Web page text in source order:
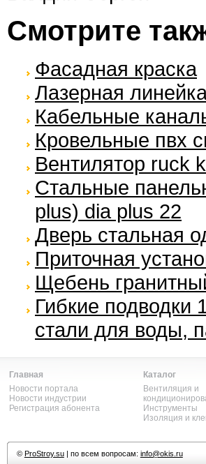
Смотрите
Фасадная краска
Лазерная
Кабельные
Кровельные пвх
Вентилятор ruck
Стальные
plus) dia plus 22
Дверь стальная
Приточная
Щебень
Гибкие
стали для воды,
Главная
Новости портала
Новости индустрии
Регистрация абонента
Каталог
Вентиляция и
Инструменты
Изоляция и
© ProStroy.su| по всем вопросам: info@okis.ru